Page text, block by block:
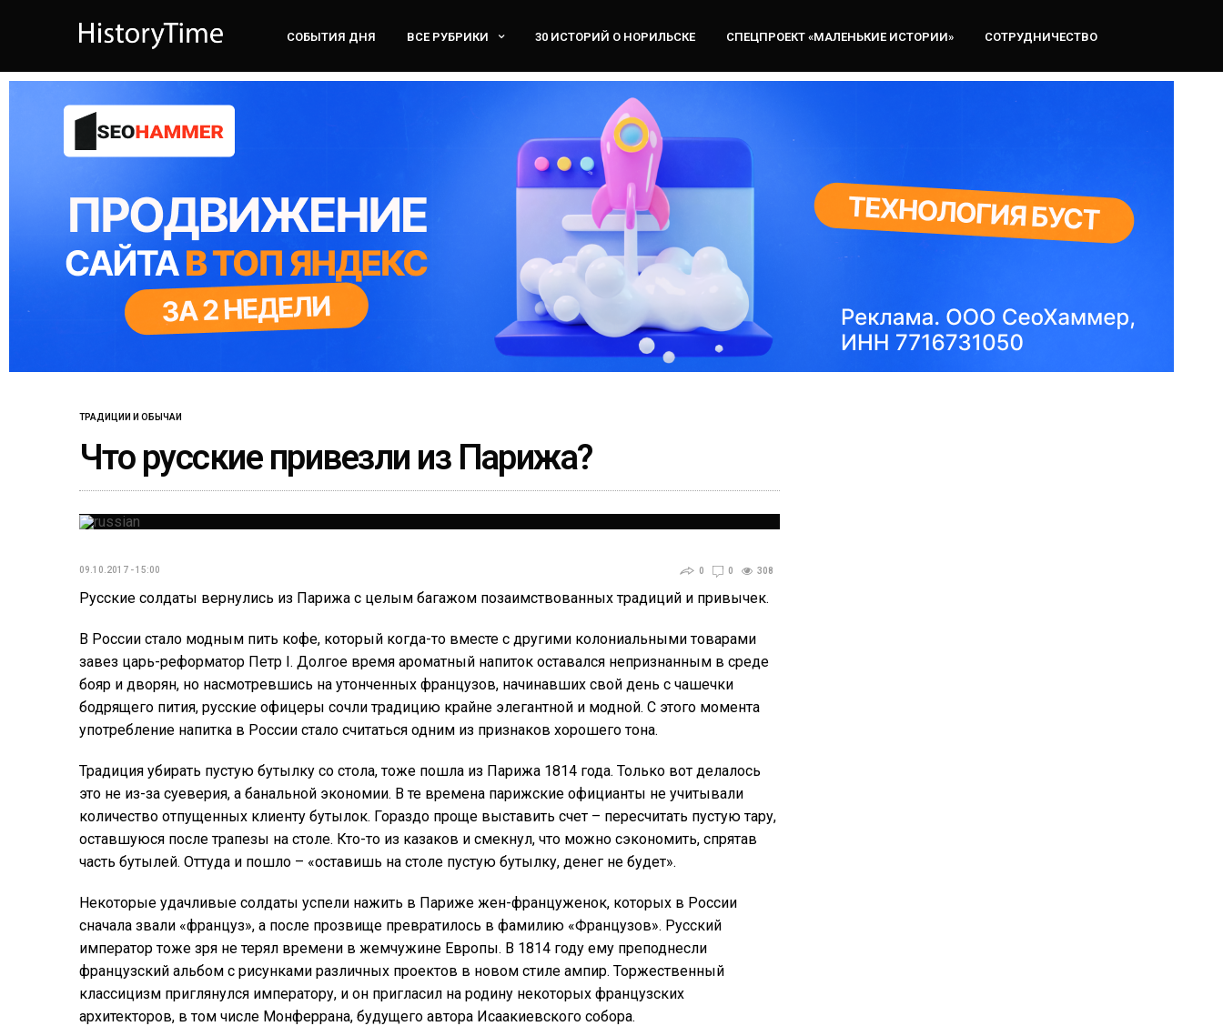
СОБЫТИЯ ДНЯ ВСЕ РУБРИКИ 30 ИСТОРИЙ О НОРИЛЬСКЕ СПЕЦПРОЕКТ «МАЛЕНЬКИЕ ИСТОРИИ» СОТРУДНИЧЕСТВО
ТРАДИЦИИ И ОБЫЧАИ
Что русские привезли из Парижа?
09.10.2017 - 15:00 0 0 308
Русские солдаты вернулись из Парижа с целым багажом позаимствованных традиций и привычек.
В России стало модным пить кофе, который когда-то вместе с другими колониальными товарами
завез царь-реформатор Петр I. Долгое время ароматный напиток оставался непризнанным в среде
бояр и дворян, но насмотревшись на утонченных французов, начинавших свой день с чашечки
бодрящего пития, русские офицеры сочли традицию крайне элегантной и модной. С этого момента
употребление напитка в России стало считаться одним из признаков хорошего тона.
Традиция убирать пустую бутылку со стола, тоже пошла из Парижа 1814 года. Только вот делалось
это не из-за суеверия, а банальной экономии. В те времена парижские официанты не учитывали
количество отпущенных клиенту бутылок. Гораздо проще выставить счет – пересчитать пустую тару,
оставшуюся после трапезы на столе. Кто-то из казаков и смекнул, что можно сэкономить, спрятав
часть бутылей. Оттуда и пошло – «оставишь на столе пустую бутылку, денег не будет».
Некоторые удачливые солдаты успели нажить в Париже жен-француженок, которых в России
сначала звали «француз», а после прозвище превратилось в фамилию «Французов». Русский
император тоже зря не терял времени в жемчужине Европы. В 1814 году ему преподнесли
французский альбом с рисунками различных проектов в новом стиле ампир. Торжественный
классицизм приглянулся императору, и он пригласил на родину некоторых французских
архитекторов, в том числе Монферрана, будущего автора Исаакиевского собора.